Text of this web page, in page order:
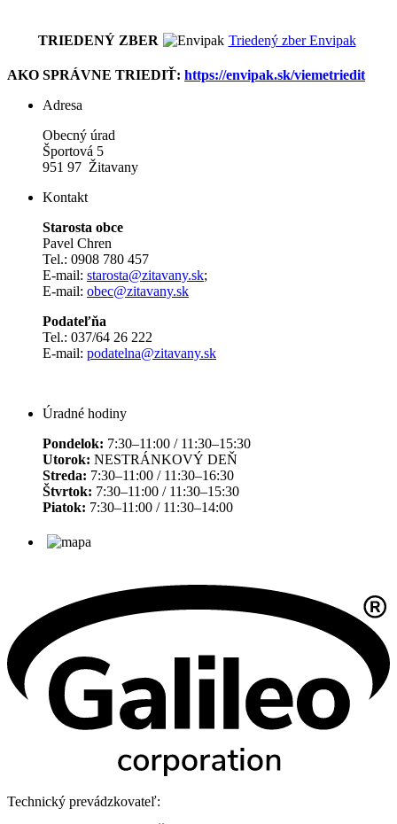
TRIEDENÝ ZBER Triedený zber Envipak
AKO SPRÁVNE TRIEDIŤ: https://envipak.sk/viemetriedit
Adresa
Obecný úrad
Športová 5
951 97 Žitavany
Kontakt
Starosta obce
Pavel Chren
Tel.: 0908 780 457
E-mail: starosta@zitavany.sk;
E-mail: obec@zitavany.sk
Podateľňa
Tel.: 037/64 26 222
E-mail: podatelna@zitavany.sk
Úradné hodiny
Pondelok: 7:30–11:00 / 11:30–15:30
Utorok: NESTRÁNKOVÝ DEŇ
Streda: 7:30–11:00 / 11:30–16:30
Štvrtok: 7:30–11:00 / 11:30–15:30
Piatok: 7:30–11:00 / 11:30–14:00
Technický prevádzkovateľ: